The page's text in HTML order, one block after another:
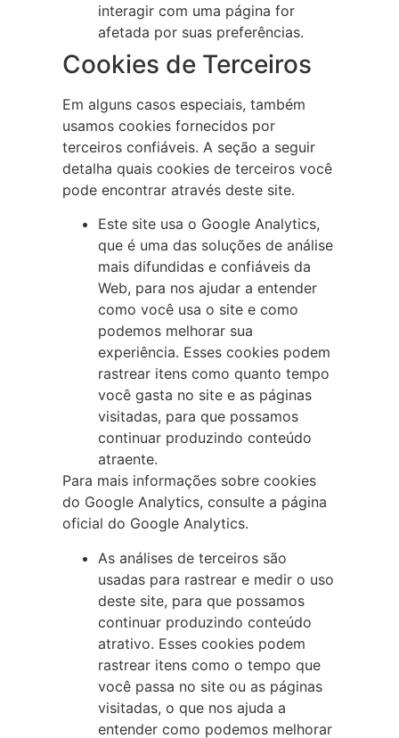
interagir com uma página for
afetada por suas preferências.
Cookies de Terceiros
Em alguns casos especiais, também
usamos cookies fornecidos por
terceiros confiáveis. A seção a seguir
detalha quais cookies de terceiros você
pode encontrar através deste site.
Este site usa o Google Analytics,
que é uma das soluções de análise
mais difundidas e confiáveis da
Web, para nos ajudar a entender
como você usa o site e como
podemos melhorar sua
experiência. Esses cookies podem
rastrear itens como quanto tempo
você gasta no site e as páginas
visitadas, para que possamos
continuar produzindo conteúdo
atraente.
Para mais informações sobre cookies
do Google Analytics, consulte a página
oficial do Google Analytics.
As análises de terceiros são
usadas para rastrear e medir o uso
deste site, para que possamos
continuar produzindo conteúdo
atrativo. Esses cookies podem
rastrear itens como o tempo que
você passa no site ou as páginas
visitadas, o que nos ajuda a
entender como podemos melhorar